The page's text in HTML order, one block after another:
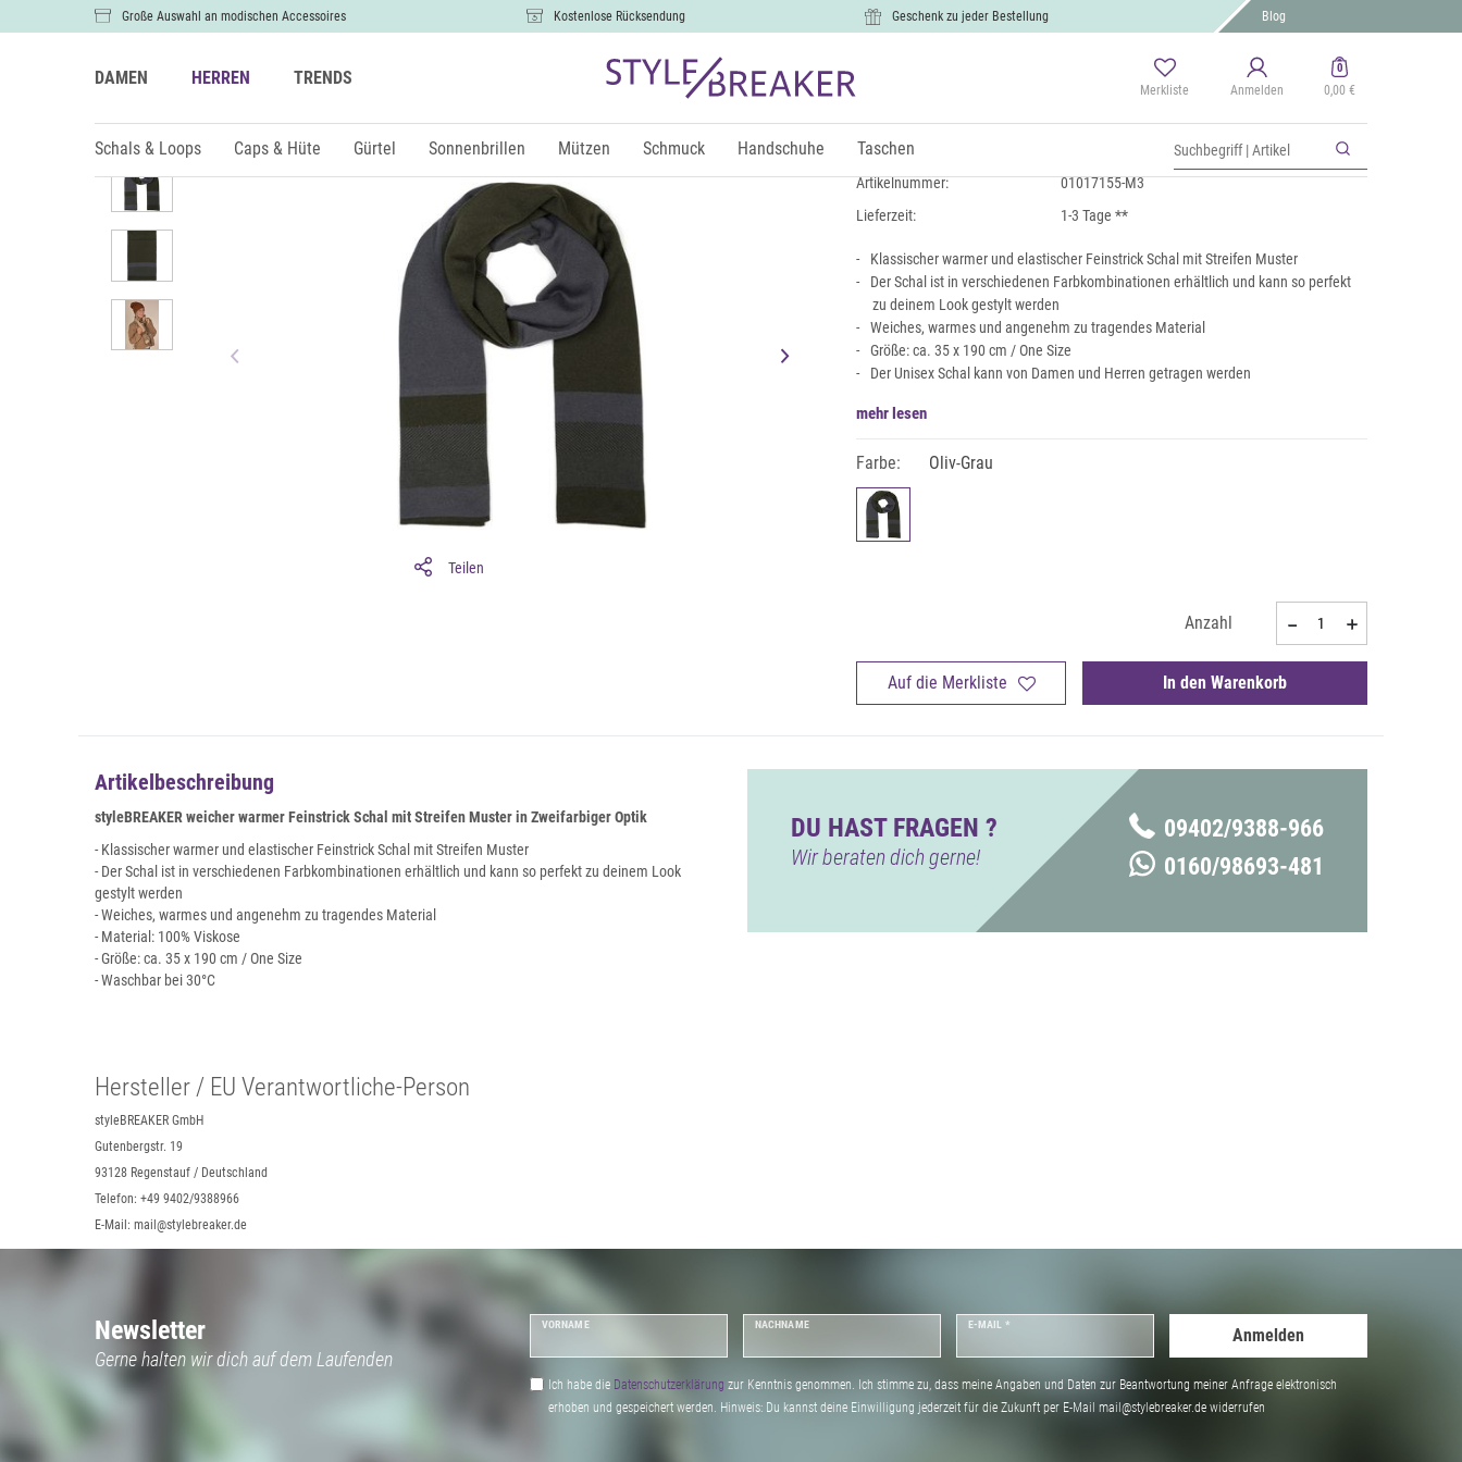
Große Auswahl an modischen Accessoires Kostenlose Rücksendung Geschenk zu jeder Bestellung Blog
DAMEN HERREN TRENDS
Merkliste Anmelden
0
0,00 €
Schals & Loops Caps & Hüte Gürtel Sonnenbrillen Mützen Schmuck Handschuhe Taschen
Teilen
Feinstrick Schal mit Streifen
15,99 €
Artikelnummer:
01017155-M3
Lieferzeit:
1-3 Tage **
Klassischer warmer und elastischer Feinstrick Schal mit Streifen Muster
Der Schal ist in verschiedenen Farbkombinationen erhältlich und kann so perfekt
zu deinem Look gestylt werden
Weiches, warmes und angenehm zu tragendes Material
Größe: ca. 35 x 190 cm / One Size
Der Unisex Schal kann von Damen und Herren getragen werden
mehr lesen
Farbe: Oliv-Grau
Anzahl
Auf die Merkliste In den Warenkorb
Artikelbeschreibung
styleBREAKER weicher warmer Feinstrick Schal mit Streifen Muster in Zweifarbiger Optik
- Klassischer warmer und elastischer Feinstrick Schal mit Streifen Muster
- Der Schal ist in verschiedenen Farbkombinationen erhältlich und kann so perfekt zu deinem Look
gestylt werden
- Weiches, warmes und angenehm zu tragendes Material
- Material: 100% Viskose
- Größe: ca. 35 x 190 cm / One Size
- Waschbar bei 30°C
DU HAST FRAGEN ?
Wir beraten dich gerne!
09402/9388-966
0160/98693-481
Hersteller / EU Verantwortliche-Person
styleBREAKER GmbH
Gutenbergstr. 19
93128 Regenstauf / Deutschland
Telefon: +49 9402/9388966
E-Mail: mail@stylebreaker.de
Newsletter
Gerne halten wir dich auf dem Laufenden
VORNAME NACHNAME E-MAIL *
Anmelden
Ich habe die Daten­schutz­erklärung zur Kenntnis genommen. Ich stimme zu, dass meine Angaben und Daten zur Beantwortung meiner Anfrage elektronisch
erhoben und gespeichert werden. Hinweis: Du kannst deine Einwilligung jederzeit für die Zukunft per E-Mail mail@stylebreaker.de widerrufen